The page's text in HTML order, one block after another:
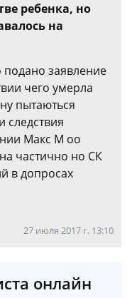
ребенка, но
на
заявление
чего умерла
пытаються
следствия
Макс М оо
частично но СК
в допросах
27 июля 2017 г. 13:10
онлайн